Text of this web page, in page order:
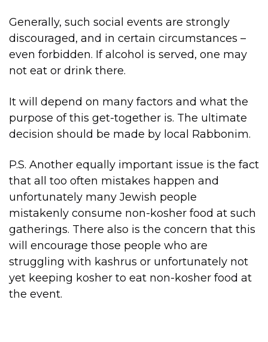
Generally, such social events are strongly
discouraged, and in certain circumstances –
even forbidden. If alcohol is served, one may
not eat or drink there.
It will depend on many factors and what the
purpose of this get-together is. The ultimate
decision should be made by local Rabbonim.
P.S. Another equally important issue is the fact
that all too often mistakes happen and
unfortunately many Jewish people
mistakenly consume non-kosher food at such
gatherings. There also is the concern that this
will encourage those people who are
struggling with kashrus or unfortunately not
yet keeping kosher to eat non-kosher food at
the event.